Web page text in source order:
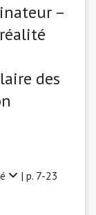
–
des
| p. 7-23